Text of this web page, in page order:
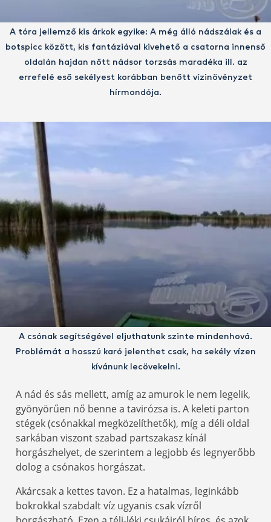
A tóra jellemző kis árkok egyike: A még álló nádszálak és a
botspicc között, kis fantáziával kivehető a csatorna innenső
oldalán hajdan nőtt nádsor torzsás maradéka ill. az
errefelé eső sekélyest korábban benőtt vízinövényzet
hírmondója.
A csónak segítségével eljuthatunk szinte mindenhová.
Problémát a hosszú karó jelenthet csak, ha sekély vízen
kívánunk lecövekelni.
A nád és sás mellett, amíg az amurok le nem legelik,
gyönyörűen nő benne a tavirózsa is. A keleti parton
stégek (csónakkal megközelíthetők), míg a déli oldal
sarkában viszont szabad partszakasz kínál
horgászhelyet, de szerintem a legjobb és legnyerőbb
dolog a csónakos horgászat.
Akárcsak a kettes tavon. Ez a hatalmas, leginkább
bokrokkal szabdalt víz ugyanis csak vízről